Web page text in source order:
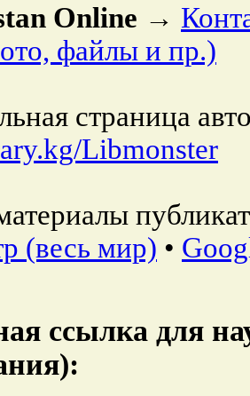
Online →
файлы и пр.)
страница
Libmonster
(весь мир) •
ссылка для